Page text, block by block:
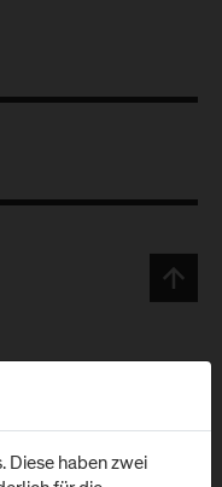
136a
Diese haben zwei